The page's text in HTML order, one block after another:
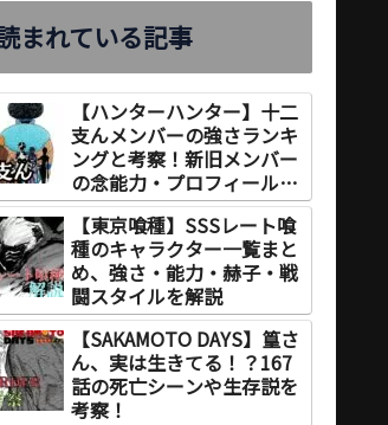
まれている記事
【ハンターハンター】十二
支んメンバーの強さランキ
ングと考察！新旧メンバー
の念能力・プロフィールを
徹底解説
【東京喰種】SSSレート喰
種のキャラクター一覧まと
め、強さ・能力・赫子・戦
闘スタイルを解説
【SAKAMOTO DAYS】篁さ
ん、実は生きてる！？167
話の死亡シーンや生存説を
考察！